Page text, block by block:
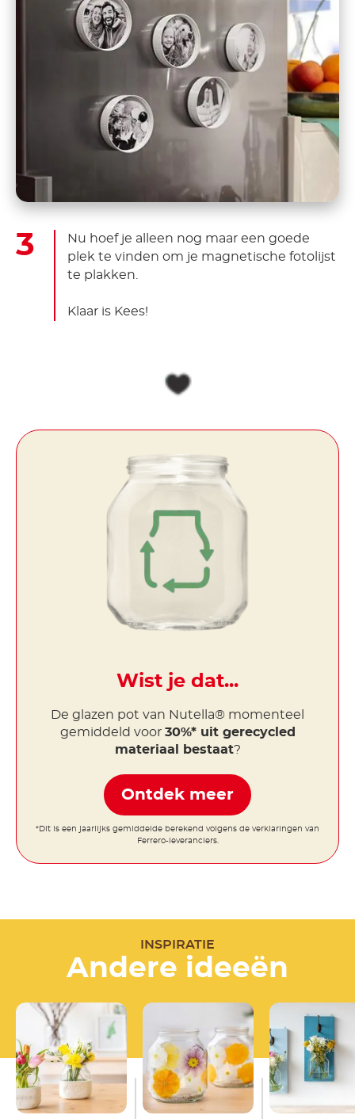
Nu hoef je alleen nog maar een goede
plek te vinden om je magnetische fotolijst
te plakken.
Klaar is Kees!
Wist je dat...
De glazen pot van Nutella® momenteel
gemiddeld voor 30%* uit gerecycled
materiaal bestaat?
Ontdek meer
*Dit is een jaarlijks gemiddelde berekend volgens de verklaringen van
Ferrero-leveranciers.
INSPIRATIE
Andere ideeën